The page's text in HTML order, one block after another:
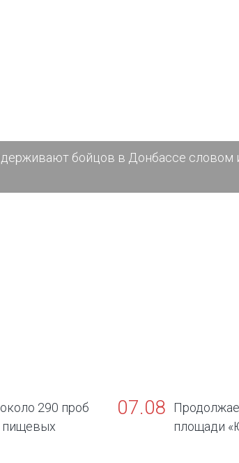
бойцов в Донбассе словом
290 проб
пищевых
07.08
площади